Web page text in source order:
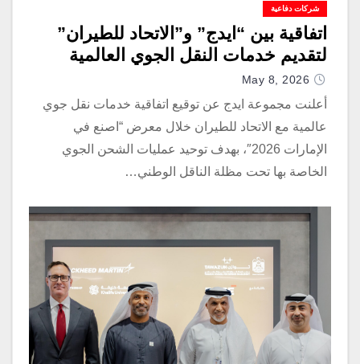
شركات دفاعية
اتفاقية بين “ايدج” و”الاتحاد للطيران”
لتقديم خدمات النقل الجوي العالمية
May 8, 2026
أعلنت مجموعة ايدج عن توقيع اتفاقية خدمات نقل جوي
عالمية مع الاتحاد للطيران خلال معرض “اصنع في
الإمارات 2026″، بهدف توحيد عمليات الشحن الجوي
الخاصة بها تحت مظلة الناقل الوطني…